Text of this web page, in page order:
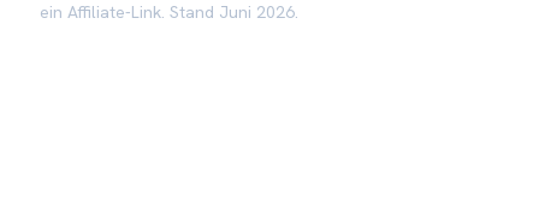
ein Affiliate-Link. Stand Juni 2026.